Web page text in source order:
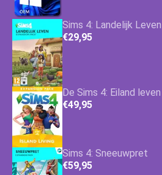
Sims 4: Landelijk Leven
€29,95
De Sims 4: Eiland leven
€49,95
Sims 4: Sneeuwpret
€59,95